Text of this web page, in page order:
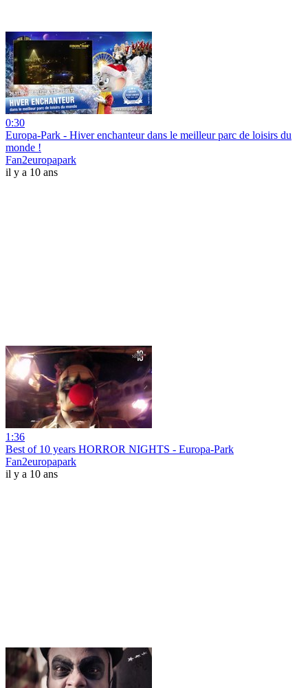
0:30
Europa-Park - Hiver enchanteur dans le meilleur parc de loisirs du
monde !
Fan2europapark
il y a 10 ans
1:36
Best of 10 years HORROR NIGHTS - Europa-Park
Fan2europapark
il y a 10 ans